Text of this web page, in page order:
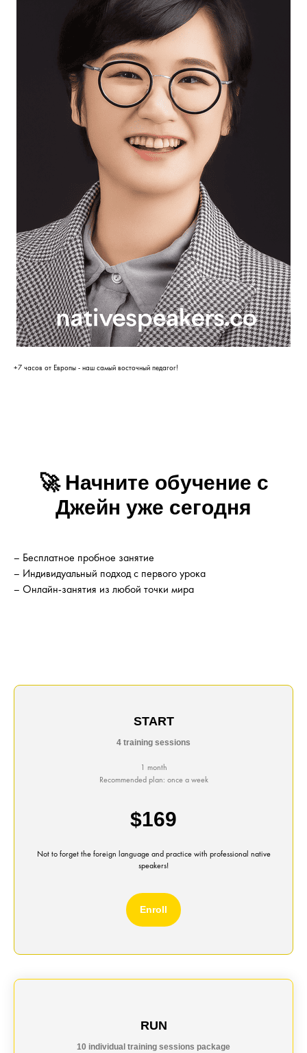
+7 часов от Европы - наш самый восточный педагог!
🚀 Начните обучение с
Джейн уже сегодня
– Бесплатное пробное занятие
– Индивидуальный подход с первого урока
– Онлайн-занятия из любой точки мира
START
4 training sessions
1 month
Recommended plan: once a week
$169
Not to forget the foreign language and practice with professional native
speakers!
Enroll
RUN
10 individual training sessions package